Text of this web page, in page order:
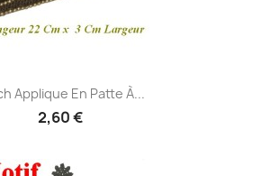
Applique En Patte À...
2,60 €